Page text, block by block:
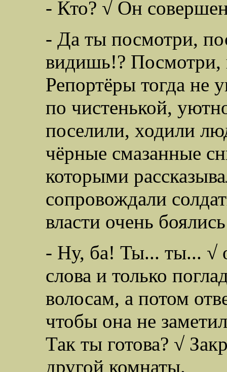
- Кто? √ Он
- Да ты посмотри,
видишь!? Посмотри,
Репортёры тогда не
по чистенькой,
поселили, ходили
чёрные смазанные
которыми
сопровождали
власти очень
- Ну, ба! Ты... ты... √
слова и только
волосам, а потом
чтобы она не
Так ты готова? √
другой комнаты.